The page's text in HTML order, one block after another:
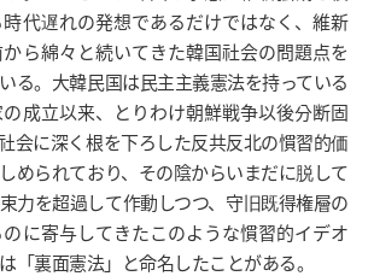
代遅れの発想であるだけではなく、維新
ら綿々と続いてきた韓国社会の問題点を
る。大韓民国は民主主義憲法を持っている
成立以来、とりわけ朝鮮戦争以後分断固
会に深く根を下ろした反共反北の慣習的価
められており、その陰からいまだに脱して
力を超過して作動しつつ、守旧既得権層の
に寄与してきたこのような慣習的イデオ
「裏面憲法」と命名したことがある。